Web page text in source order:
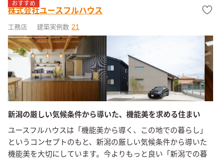
おすすめ
株式会社ユースフルハウス
工務店 建築実例数 21
新潟の厳しい気候条件から導いた、機能美を求める住まい
ユースフルハウスは「機能美から導く、この地での暮らし」
というコンセプトのもと、新潟の厳しい気候条件から導いた
機能美を大切にしています。今よりもっと良い「新潟での暮